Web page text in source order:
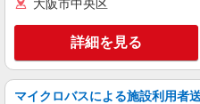
＜医療事務
からスタート
時給1550円
愛知県名古
通駅 ≪車通
大阪市中央区
詳細を見る
マイクロバスによる施設利用者